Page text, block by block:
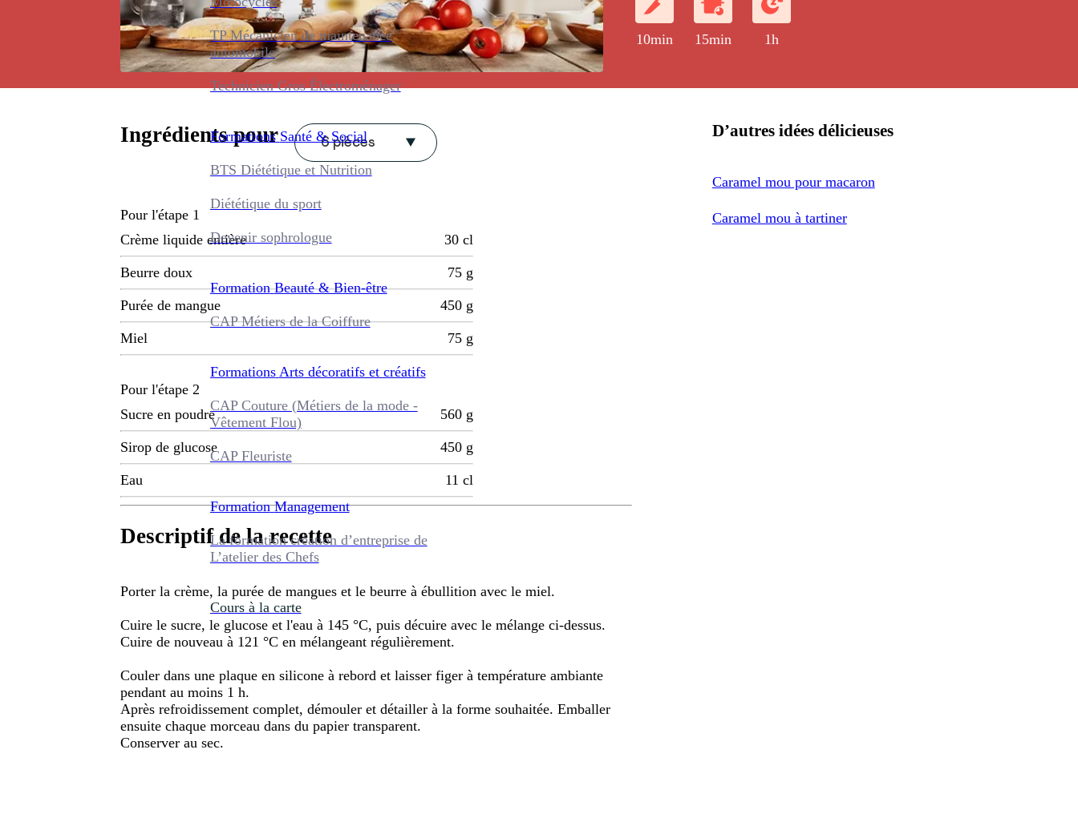
TP Mécanicien de maintenance
automobile
Technicien Gros Électroménager
Formations Santé & Social
BTS Diététique et Nutrition
Diététique du sport
Devenir sophrologue
Formation Beauté & Bien-être
CAP Métiers de la Coiffure
Formations Arts décoratifs et créatifs
CAP Couture (Métiers de la mode -
Vêtement Flou)
CAP Fleuriste
Formation Management
La formation création d’entreprise de
L’atelier des Chefs
Cours à la carte
10min 15min 1h
Ingrédients pour 6 pièces
Pour l'étape 1
Crème liquide entière
30 cl
Beurre doux 75 g
Purée de mangue 450 g
Miel 75 g
Pour l'étape 2
Sucre en poudre
560 g
Sirop de glucose 450 g
Eau 11 cl
Descriptif de la recette
Porter la crème, la purée de mangues et le beurre à ébullition avec le miel.
Cuire le sucre, le glucose et l'eau à 145 °C, puis décuire avec le mélange ci-dessus.
Cuire de nouveau à 121 °C en mélangeant régulièrement.
Couler dans une plaque en silicone à rebord et laisser figer à température ambiante
pendant au moins 1 h.
Après refroidissement complet, démouler et détailler à la forme souhaitée. Emballer
ensuite chaque morceau dans du papier transparent.
Conserver au sec.
D’autres idées délicieuses
Caramel mou pour macaron
Caramel mou à tartiner